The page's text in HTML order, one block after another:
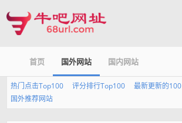
首页 国外网站 国内网站
热门点击Top100 评分排行Top100 最新更新的100
国外推荐网站